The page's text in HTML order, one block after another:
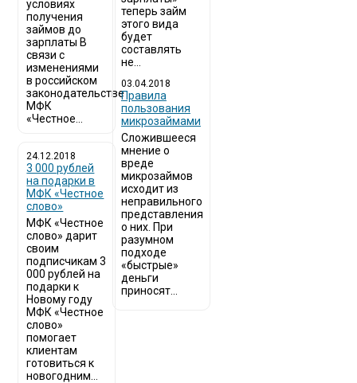
условиях
получения
займов до
зарплаты В
связи с
изменениями
в российском
законодательстве
МФК
«Честное...
24.12.2018
3 000 рублей
на подарки в
МФК «Честное
слово»
МФК «Честное
слово» дарит
своим
подписчикам 3
000 рублей на
подарки к
Новому году
МФК «Честное
слово»
помогает
клиентам
готовиться к
новогодним...
теперь займ
этого вида
будет
составлять
не...
03.04.2018
​Правила
пользования
микрозаймами
Сложившееся
мнение о
вреде
микрозаймов
исходит из
неправильного
представления
о них. При
разумном
подходе
«быстрые»
деньги
приносят...